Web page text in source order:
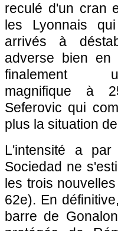
reculé d'un cran
les Lyonnais
arrivés à
adverse bien en
finalement
magnifique à
Seferovic qui
plus la situation
L'intensité a
Sociedad ne
les trois
62e). En
barre de